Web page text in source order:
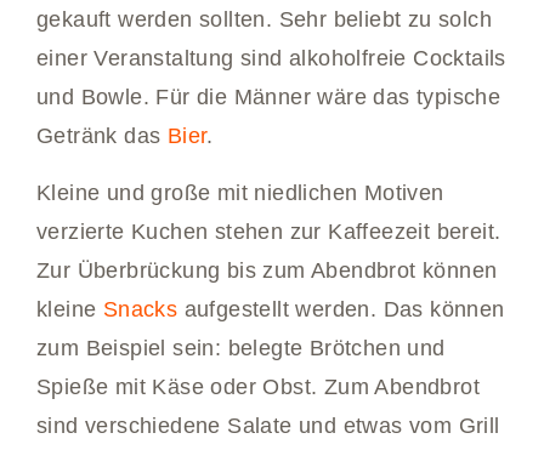
gekauft werden sollten. Sehr beliebt zu solch
einer Veranstaltung sind alkoholfreie Cocktails
und Bowle. Für die Männer wäre das typische
Getränk das Bier.
Kleine und große mit niedlichen Motiven
verzierte Kuchen stehen zur Kaffeezeit bereit.
Zur Überbrückung bis zum Abendbrot können
kleine Snacks aufgestellt werden. Das können
zum Beispiel sein: belegte Brötchen und
Spieße mit Käse oder Obst. Zum Abendbrot
sind verschiedene Salate und etwas vom Grill